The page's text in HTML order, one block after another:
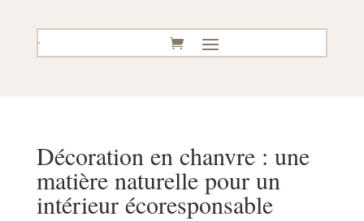
Décoration en chanvre : une
matière naturelle pour un
intérieur écoresponsable